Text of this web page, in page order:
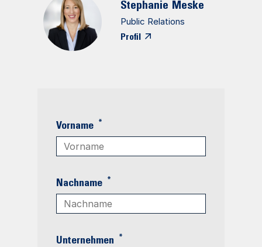
Stephanie Meske
Public Relations
Profil
Vorname *
Nachname *
Unternehmen *